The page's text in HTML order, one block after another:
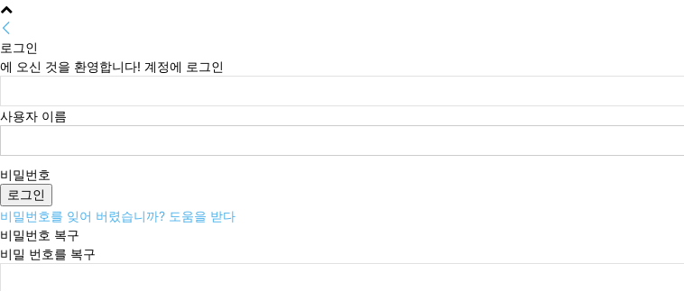
로그인
에 오신 것을 환영합니다! 계정에 로그인
사용자 이름
비밀번호
비밀번호를 잊어 버렸습니까? 도움을 받다
비밀번호 복구
비밀 번호를 복구